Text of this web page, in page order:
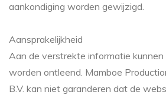
aankondiging worden gewijzigd.
Aansprakelijkheid
Aan de verstrekte informatie
worden ontleend. Mamboe
B.V. kan niet garanderen dat de